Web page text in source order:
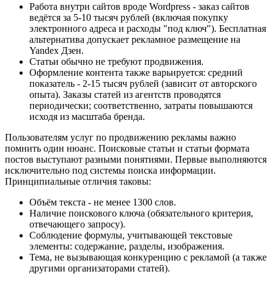
Работа внутри сайтов вроде Wordpress - заказ сайтов
ведётся за 5-10 тысяч рублей (включая покупку
электронного адреса и расходы "под ключ"). Бесплатная
альтернатива допускает рекламное размещение на
Yandex Дзен.
Статьи обычно не требуют продвижения.
Оформление контента также варьируется: средний
показатель - 2-15 тысяч рублей (зависит от авторского
опыта). Заказы статей из агентств проводятся
периодически; соответственно, затраты повышаются
исходя из масштаба бренда.
Пользователям услуг по продвижению рекламы важно
помнить один нюанс. Поисковые статьи и статьи формата
постов выступают разными понятиями. Первые выполняются
исключительно под системы поиска информации.
Принципиальные отличия таковы:
Объём текста - не менее 1300 слов.
Наличие поискового ключа (обязательного критерия,
отвечающего запросу).
Соблюдение формулы, учитывающей текстовые
элементы: содержание, разделы, изображения.
Тема, не вызывающая конкуренцию с рекламой (а также
другими организаторами статей).